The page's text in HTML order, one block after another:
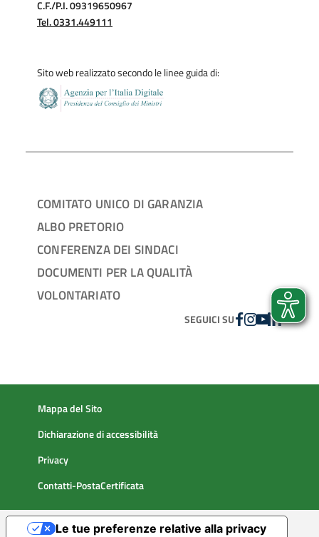
C.F./P.I. 09319650967
Tel. 0331.449111
Sito web realizzato secondo le linee guida di:
COMITATO UNICO DI GARANZIA
ALBO PRETORIO
CONFERENZA DEI SINDACI
DOCUMENTI PER LA QUALITÀ
VOLONTARIATO
SEGUICI SUFACEBOOK
INSTAGRAM
YOUTUBE
LINKEDIN
Mappa del Sito
Dichiarazione di accessibilità
Privacy
Contatti-PostaCertificata
Le tue preferenze relative alla privacy